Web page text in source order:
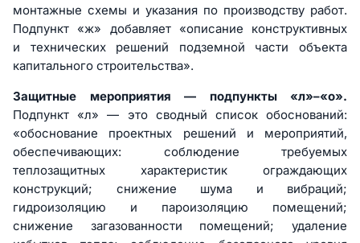
монтажные схемы и указания по производству работ.
Подпункт «ж» добавляет «описание конструктивных
и технических решений подземной части объекта
капитального строительства».
Защитные мероприятия — подпункты «л»–«о».
Подпункт «л» — это сводный список обоснований:
«обоснование проектных решений и мероприятий,
обеспечивающих: соблюдение требуемых
теплозащитных характеристик ограждающих
конструкций; снижение шума и вибраций;
гидроизоляцию и пароизоляцию помещений;
снижение загазованности помещений; удаление